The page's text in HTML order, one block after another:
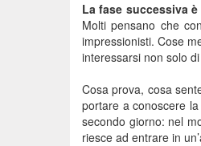
La fase successiva
Molti pensano che
impressionisti. Cose
interessarsi non solo
Cosa prova, cosa
portare a conoscere
secondo giorno: nel
riesce ad entrare in